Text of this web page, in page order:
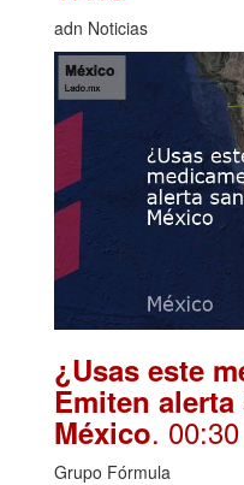
adn Noticias
¿Usas este
Emiten
México. 00:30
Grupo Fórmula